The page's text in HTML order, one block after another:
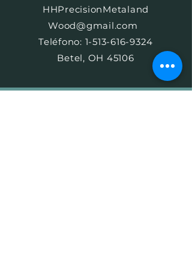
HHPrecisionMetaland
Wood@gmail.com
Teléfono: 1-513-616-9324
Betel, OH 45106